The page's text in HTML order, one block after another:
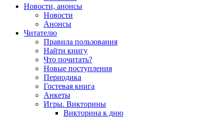
Новости, анонсы
Новости
Анонсы
Читателю
Правила пользования
Найти книгу
Что почитать?
Новые поступления
Периодика
Гостевая книга
Анкеты
Игры. Викторины
Викторина к дню